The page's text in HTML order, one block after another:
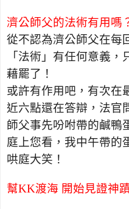
濟公師父的法術有用嗎
從不認為濟公師父在每
「法術」有任何意義
藉罷了！
或許有作用吧，有次在
近六點還在答辯，法官
師父事先吩咐帶的鹹鴨
庭上您看，我中午帶
哄庭大笑！
幫KK渡海 開始見證神